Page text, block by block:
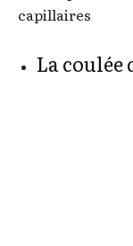
capillaires
La coulée